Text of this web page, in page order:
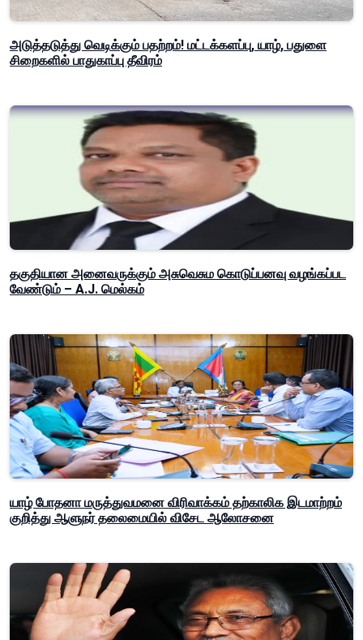
அடுத்தடுத்து வெடிக்கும் பதற்றம்! மட்டக்களப்பு, யாழ், பதுளை
சிறைகளில் பாதுகாப்பு தீவிரம்
தகுதியான அனைவருக்கும் அசுவெசும கொடுப்பனவு வழங்கப்பட
வேண்டும் – A.J. மெல்கம்
யாழ் போதனா மருத்துவமனை விரிவாக்கம் தற்காலிக இடமாற்றம்
குறித்து ஆளுநர் தலைமையில் விசேட ஆலோசனை